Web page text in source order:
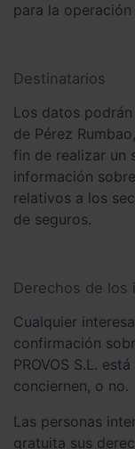
para la operación
Destinatarios
Los datos
de Pérez
fin de realizar un
información
relativos a los
de seguros.
Derechos de los
Cualquier
confirmación
PROVOS S.L.
conciernen, o no.
Las personas
gratuita sus